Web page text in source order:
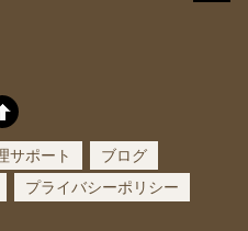
サポート
ブログ
プライバシーポリシー